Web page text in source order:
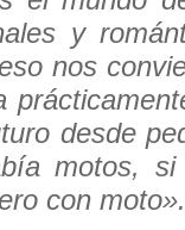
y
nos
desde
motos,
con moto».